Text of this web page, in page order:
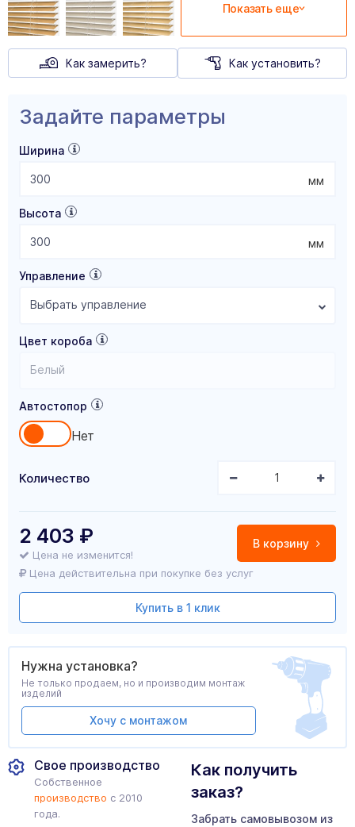
Показать еще
Как замерить? Как установить?
Задайте параметры
Ширина
мм
Высота
мм
Управление
Выбрать управление
Цвет короба
Белый
Автостопор
Нет
Количество
В корзину
2 403 ₽
Цена не изменится!
Цена действительна при покупке без услуг
Купить в 1 клик
Свое производство
Собственное
производство с 2010
года.
Как получить
заказ?
Забрать самовывозом из
Нужна установка?
Не только продаем, но и производим монтаж
изделий
Хочу с монтажом